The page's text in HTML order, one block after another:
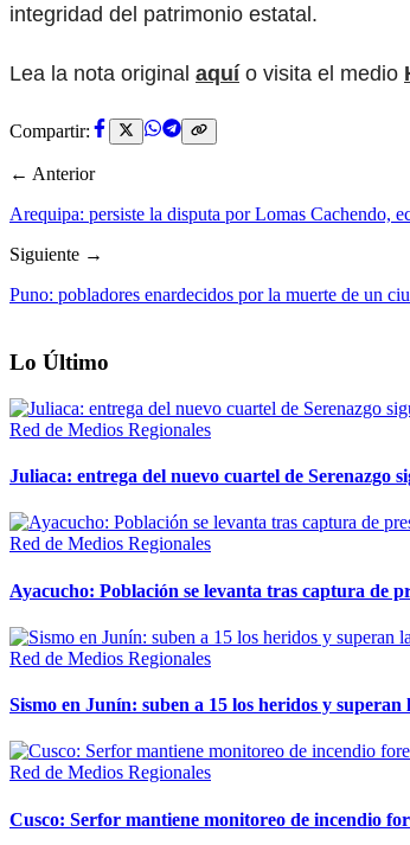
integridad del patrimonio estatal.
Lea la nota original aquí o visita el medio
Compartir:
← Anterior
Arequipa: persiste la disputa por Lomas Cachendo,
Siguiente →
Puno: pobladores enardecidos por la muerte de un
Lo Último
Red de Medios Regionales
Juliaca: entrega del nuevo cuartel de Serenazgo
Red de Medios Regionales
Ayacucho: Población se levanta tras captura de
Red de Medios Regionales
Sismo en Junín: suben a 15 los heridos y
Red de Medios Regionales
Cusco: Serfor mantiene monitoreo de incendio